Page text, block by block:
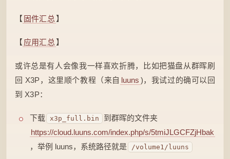
【 固件汇总 】
【 应用汇总 】
或许总是有人会像我一样喜欢折腾，比如把猫盘从群晖刷
回 X3P，这里顺个教程（来自 luuns )，我试过的确可以回
到 X3P：
下载 x3p_full.bin
到群晖的文件夹
https://cloud.luuns.com/index.php/s/5tmiJLGCFZjHbak
，举例 luuns，系统路径就是
/volume1/luuns